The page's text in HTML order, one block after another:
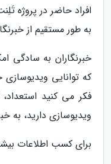
افراد حاضر در پروژه
به طور مستقیم از
خبرنگاران به سادگی
که توانایی ویدیوسازی
فکر می کنید استعداد،
ویدیوسازی دارید، به
برای کسب اطلاعات